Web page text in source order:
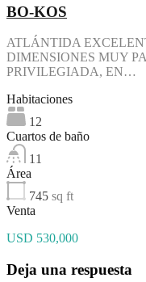
BO-KOS
ATLÁNTIDA
DIMENSIONES MUY
PRIVILEGIADA, EN…
Habitaciones
12
Cuartos de baño
11
Área
745 sq ft
Venta
USD 530,000
Deja una respuesta